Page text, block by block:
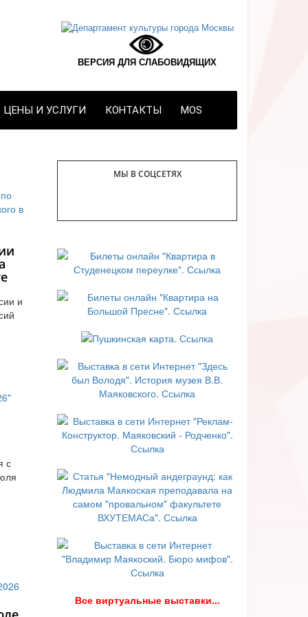
ВЕРСИЯ ДЛЯ СЛАБОВИДЯЩИХ
ЦЕНЫ И УСЛУГИ КОНТАКТЫ MOS
и
с
МЫ В СОЦСЕТЯХ
Все виртуальные выставки...